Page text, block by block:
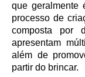
que geralmente
processo de
composta por
apresentam
além de
partir do brincar.